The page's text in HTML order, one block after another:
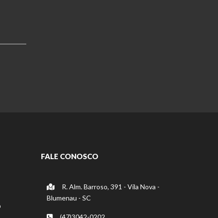
FALE CONOSCO
R. Alm. Barroso, 391 - Vila Nova -
Blumenau - SC